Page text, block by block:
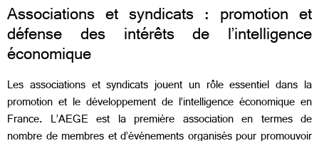
Associations et syndicats : promotion et
défense des intérêts de l’intelligence
économique
Les associations et syndicats jouent un rôle essentiel dans la
promotion et le développement de l’intelligence économique en
France. L’AEGE est la première association en termes de